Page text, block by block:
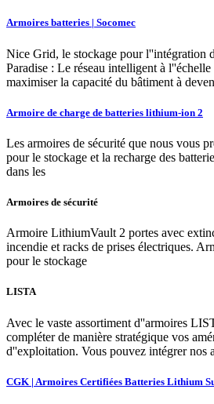
Armoires batteries | Socomec
Nice Grid, le stockage pour l''intégration
Paradise : Le réseau intelligent à
maximiser la capacité du bâtiment à
Armoire de charge de batteries lithium-ion 2
Les armoires de sécurité que nous vous
pour le stockage et la recharge des
dans les
Armoires de sécurité
Armoire LithiumVault 2 portes avec
incendie et racks de prises électriques.
pour le stockage
LISTA
Avec le vaste assortiment d''armoires
compléter de manière stratégique vos
d''exploitation. Vous pouvez intégrer nos
CGK | Armoires Certifiées Batteries Lithium